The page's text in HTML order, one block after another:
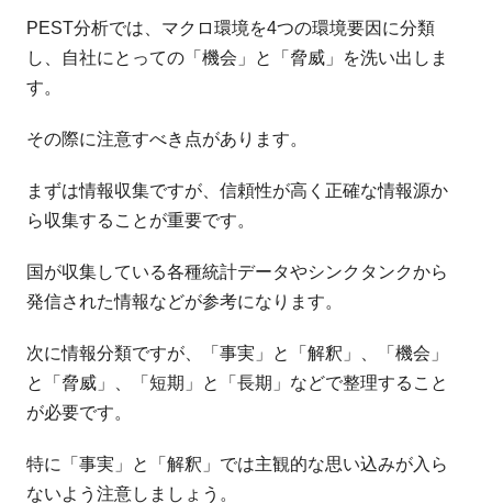
PEST分析では、マクロ環境を4つの環境要因に分類
し、自社にとっての「機会」と「脅威」を洗い出しま
す。
その際に注意すべき点があります。
まずは情報収集ですが、信頼性が高く正確な情報源か
ら収集することが重要です。
国が収集している各種統計データやシンクタンクから
発信された情報などが参考になります。
次に情報分類ですが、「事実」と「解釈」、「機会」
と「脅威」、「短期」と「長期」などで整理すること
が必要です。
特に「事実」と「解釈」では主観的な思い込みが入ら
ないよう注意しましょう。